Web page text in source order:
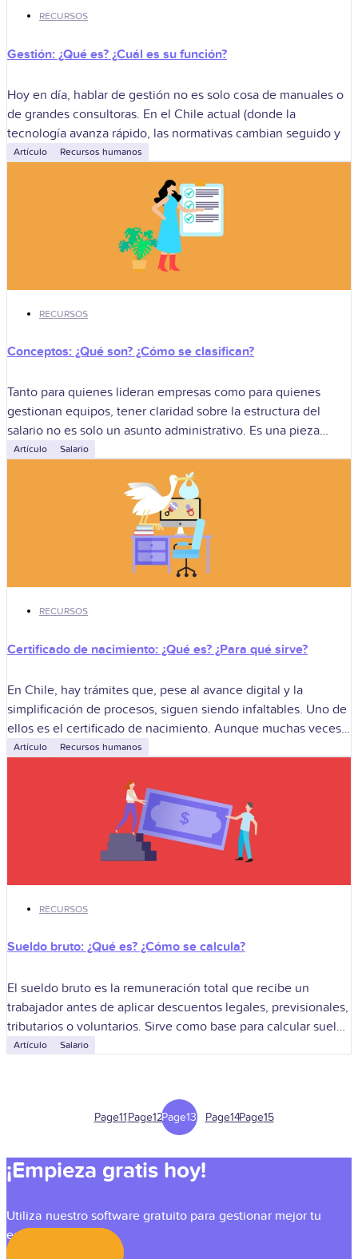
RECURSOS
Gestión: ¿Qué es? ¿Cuál es su función?
Hoy en día, hablar de gestión no es solo cosa de manuales o
de grandes consultoras. En el Chile actual (donde la
tecnología avanza rápido, las normativas cambian seguido y
Artículo Recursos humanos
RECURSOS
Conceptos: ¿Qué son? ¿Cómo se clasifican?
Tanto para quienes lideran empresas como para quienes
gestionan equipos, tener claridad sobre la estructura del
salario no es solo un asunto administrativo. Es una pieza
clave para garantizar pagos
Artículo Salario
RECURSOS
Certificado de nacimiento: ¿Qué es? ¿Para qué sirve?
En Chile, hay trámites que, pese al avance digital y la
simplificación de procesos, siguen siendo infaltables. Uno de
ellos es el certificado de nacimiento. Aunque muchas veces
pasa desapercibido,
Artículo Recursos humanos
RECURSOS
Sueldo bruto: ¿Qué es? ¿Cómo se calcula?
El sueldo bruto es la remuneración total que recibe un
trabajador antes de aplicar descuentos legales, previsionales,
tributarios o voluntarios. Sirve como base para calcular sueldo
líquido, cotizaciones, impuestos, beneficios,
Artículo Salario
Page11Page12Page13 Page14Page15
¡Empieza gratis hoy!
Utiliza nuestro software gratuito para gestionar mejor tu
equipo